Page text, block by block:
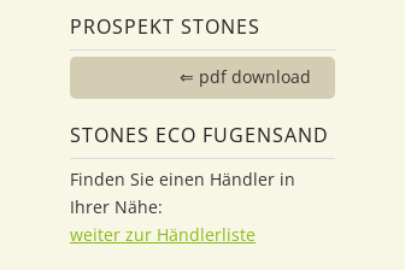
PROSPEKT STONES
⇐ pdf download
STONES ECO FUGENSAND
Finden Sie einen Händler in
Ihrer Nähe:
weiter zur Händlerliste